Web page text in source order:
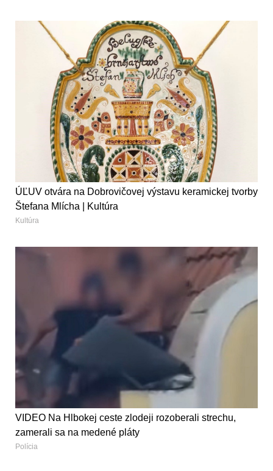
ÚĽUV otvára na Dobrovičovej výstavu keramickej tvorby
Štefana Mlícha | Kultúra
Kultúra
VIDEO Na Hlbokej ceste zlodeji rozoberali strechu,
zamerali sa na medené pláty
Polícia